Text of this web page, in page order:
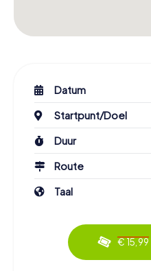
Datum
Startpunt/Doel
Duur
Route
Taal
€ 15,99